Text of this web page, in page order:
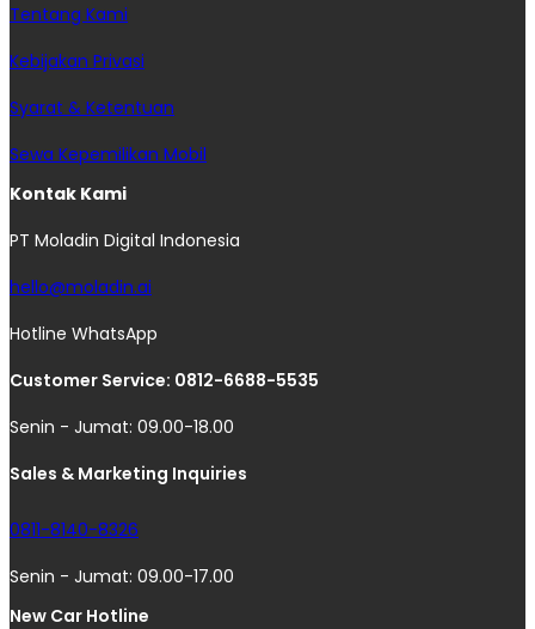
Tentang Kami
Kebijakan Privasi
Syarat & Ketentuan
Sewa Kepemilikan Mobil
Kontak Kami
PT Moladin Digital Indonesia
hello@moladin.ai
Hotline WhatsApp
Customer Service: 0812-6688-5535
Senin - Jumat: 09.00-18.00
Sales & Marketing Inquiries
0811-8140-8326
Senin - Jumat: 09.00-17.00
New Car Hotline